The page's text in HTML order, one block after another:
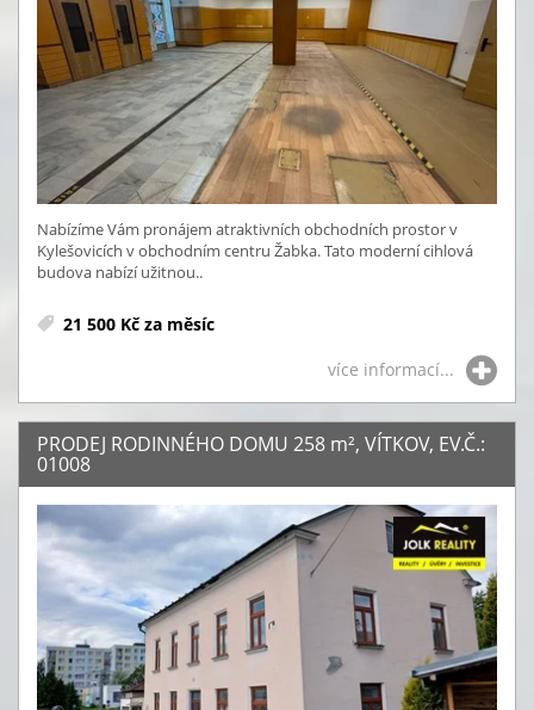
Nabízíme Vám pronájem atraktivních obchodních prostor v
Kylešovicích v obchodním centru Žabka. Tato moderní cihlová
budova nabízí užitnou..
21 500 Kč za měsíc
více informací...
PRODEJ RODINNÉHO DOMU 258 m², VÍTKOV, EV.Č.:
01008